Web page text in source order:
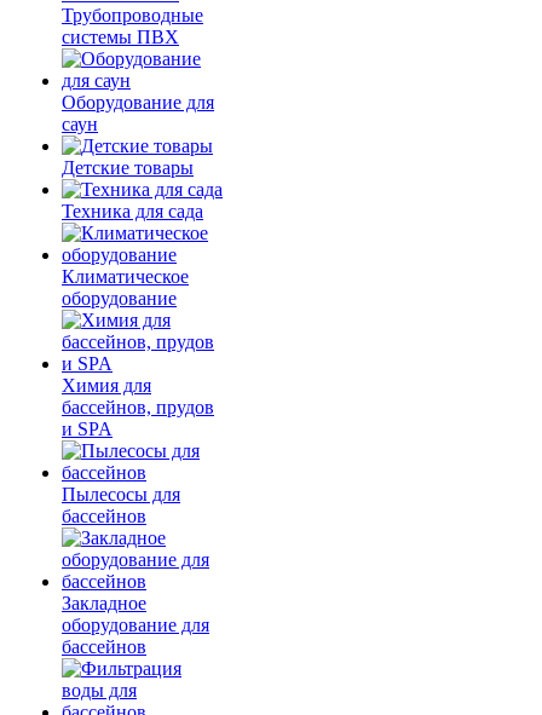
Трубопроводные
системы ПВХ
Оборудование для
саун
Детские товары
Техника для сада
Климатическое
оборудование
Химия для
бассейнов, прудов
и SPA
Пылесосы для
бассейнов
Закладное
оборудование для
бассейнов